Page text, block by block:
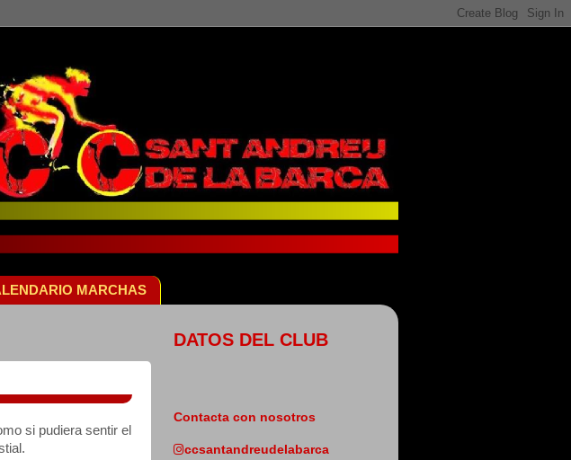
MARCHAS
si pudiera sentir el
DATOS DEL CLUB
Contacta con nosotros
ccsantandreudelabarca